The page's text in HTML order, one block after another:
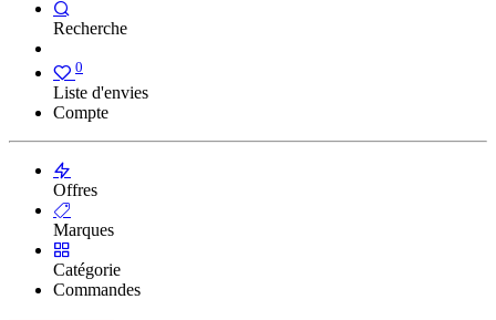
Recherche
0
Liste d'envies
Compte
Offres
Marques
Catégorie
Commandes